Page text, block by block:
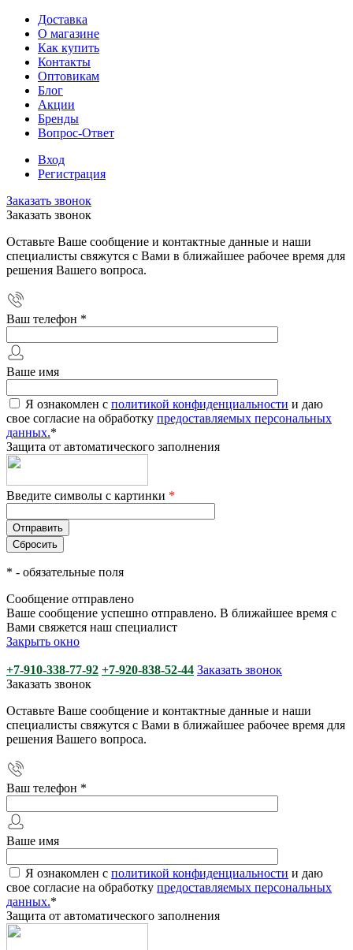
Доставка
О магазине
Как купить
Контакты
Оптовикам
Блог
Акции
Бренды
Вопрос-Ответ
Вход
Регистрация
Заказать звонок
Заказать звонок
Оставьте Ваше сообщение и контактные данные и наши
специалисты свяжутся с Вами в ближайшее рабочее время для
решения Вашего вопроса.
Ваш телефон *
Ваше имя
Я ознакомлен с политикой конфиденциальности и даю
свое согласие на обработку предоставляемых персональных
данных.*
Защита от автоматического заполнения
Введите символы с картинки *
* - обязательные поля
Сообщение отправлено
Ваше сообщение успешно отправлено. В ближайшее время с
Вами свяжется наш специалист
Закрыть окно
+7-910-338-77-92 +7-920-838-52-44 Заказать звонок
Заказать звонок
Оставьте Ваше сообщение и контактные данные и наши
специалисты свяжутся с Вами в ближайшее рабочее время для
решения Вашего вопроса.
Ваш телефон *
Ваше имя
Я ознакомлен с политикой конфиденциальности и даю
свое согласие на обработку предоставляемых персональных
данных.*
Защита от автоматического заполнения